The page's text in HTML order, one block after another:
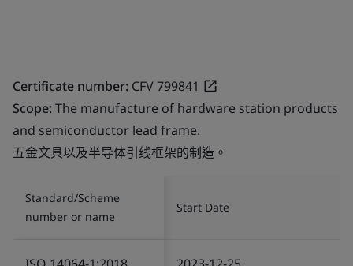
Certificate number: CFV 799841
Scope:The manufacture of hardware station products
and semiconductor lead frame.
五金文具以及半导体引线框架的制造。
Standard/Scheme
number or name
Start Date